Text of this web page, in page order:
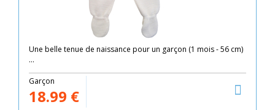
Une belle tenue de naissance pour un garçon (1 mois - 56 cm)
...
Garçon
18.99 €